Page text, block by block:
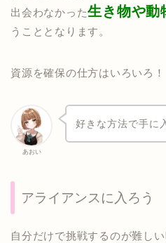
出会わなかった生き物や動
うこととなります。
資源を確保の仕方はいろいろ！
あおい
好きな方法で手に
アライアンスに入ろう
自分だけで挑戦するのが難し